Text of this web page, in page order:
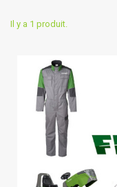
Il y a 1 produit.